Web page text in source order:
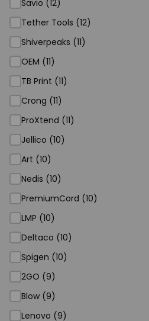
Savio (12)
Tether Tools (12)
Shiverpeaks (11)
OEM (11)
TB Print (11)
Crong (11)
ProXtend (11)
Jellico (10)
Art (10)
Nedis (10)
PremiumCord (10)
LMP (10)
Deltaco (10)
Spigen (10)
2GO (9)
Blow (9)
Lenovo (9)